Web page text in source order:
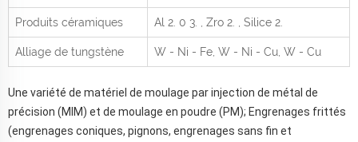
Produits céramiques Al 2. 0 3. , Zro 2. , Silice 2.
Alliage de tungstène W - Ni - Fe, W - Ni - Cu, W - Cu
Une variété de matériel de moulage par injection de métal de
précision (MIM) et de moulage en poudre (PM); Engrenages frittés
(engrenages coniques, pignons, engrenages sans fin et